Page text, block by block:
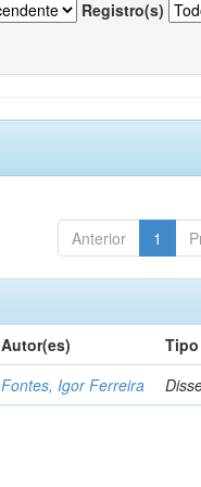
Registro(s)
Anterior 1
Autor(es)
Tipo
Fontes, Igor Ferreira